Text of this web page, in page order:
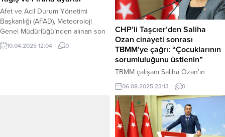
Afet ve Acil Durum Yönetimi
Başkanlığı (AFAD), Meteoroloji
Genel Müdürlüğü’nden alınan son
bilgilere dayanarak bugün (10
Nisan 2025) için 31 ilde kuvvetli
10.04.2025 12:04 0
CHP’li Taşcıer’den Saliha
Ozan cinayeti sonrası
TBMM’ye çağrı: “Çocuklarının
sorumluluğunu üstlenin”
TBMM çalışanı Saliha Ozan’ın
boşanma aşamasında olduğu erkek
tarafından katledilmesinin ardından
CHP Genel Başkan Yardımcısı
Gamze Taşcıer’den sert bir
açıklama geldi. Cinayetin “kolektif
bir işbirliği ile işlendiğini” savunan
06.08.2025 23:13 0